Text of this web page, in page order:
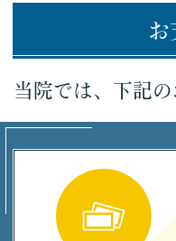
お
当院では、下記